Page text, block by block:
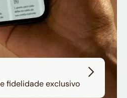
fidelidade exclusivo